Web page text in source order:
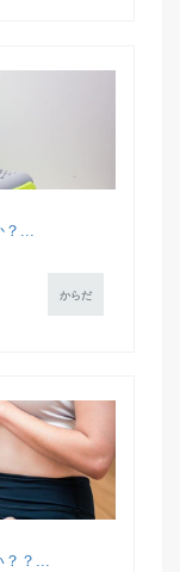
...
からだ
？？...